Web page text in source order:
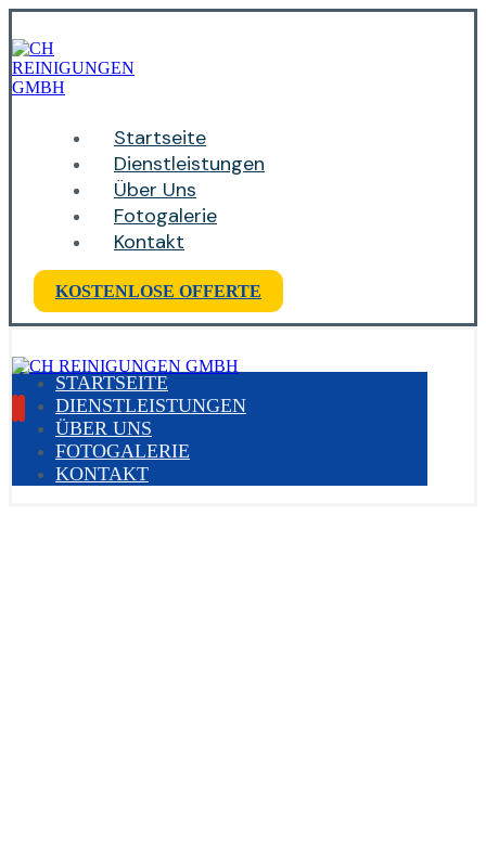
Startseite
Dienstleistungen
Über Uns
Fotogalerie
Kontakt
KOSTENLOSE OFFERTE
STARTSEITE
DIENSTLEISTUNGEN
ÜBER UNS
FOTOGALERIE
KONTAKT